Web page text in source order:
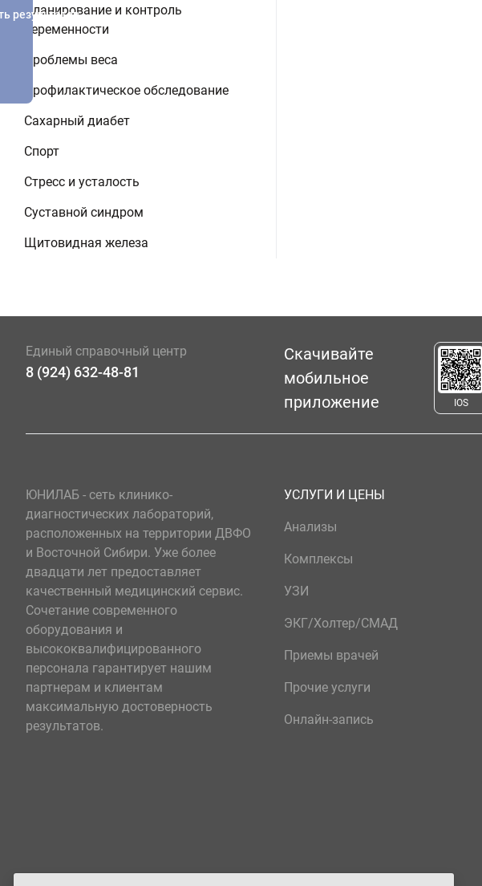
Планирование и контроль
беременности
Проблемы веса
Профилактическое обследование
Сахарный диабет
Спорт
Стресс и усталость
Суставной синдром
Щитовидная железа
результатов
Единый справочный центр
8 (924) 632-48-81
Скачивайте
мобильное
приложение
IOS
ЮНИЛАБ - сеть клинико-
диагностических лабораторий,
расположенных на территории ДВФО
и Восточной Сибири. Уже более
двадцати лет предоставляет
качественный медицинский сервис.
Сочетание современного
оборудования и
высококвалифицированного
персонала гарантирует нашим
партнерам и клиентам
максимальную достоверность
результатов.
УСЛУГИ И ЦЕНЫ
Анализы
Комплексы
УЗИ
ЭКГ/Холтер/СМАД
Приемы врачей
Прочие услуги
Онлайн-запись